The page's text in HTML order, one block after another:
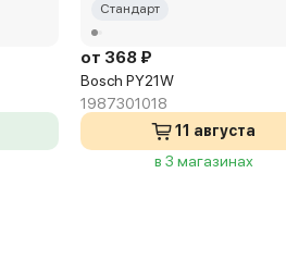
Стандарт
от 368 ₽
Bosch PY21W
1987301018
11 августа
в 3 магазинах